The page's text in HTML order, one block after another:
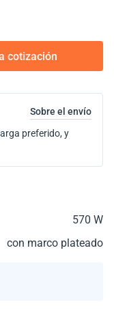
cotización
Sobre el envío
preferido, y
570 W
con marco plateado